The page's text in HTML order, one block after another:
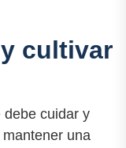
cultivar
debe cuidar y
una